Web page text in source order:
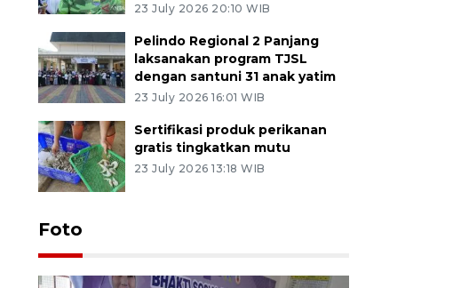
23 July 2026 20:10 WIB
Pelindo Regional 2 Panjang
laksanakan program TJSL
dengan santuni 31 anak yatim
23 July 2026 16:01 WIB
Sertifikasi produk perikanan
gratis tingkatkan mutu
23 July 2026 13:18 WIB
Foto